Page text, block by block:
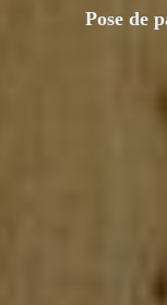
Pose de